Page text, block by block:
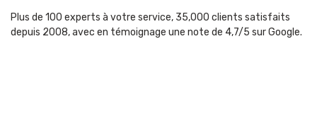
Plus de 100 experts à votre service, 35,000 clients satisfaits
depuis 2008, avec en témoignage une note de 4,7/5 sur Google.